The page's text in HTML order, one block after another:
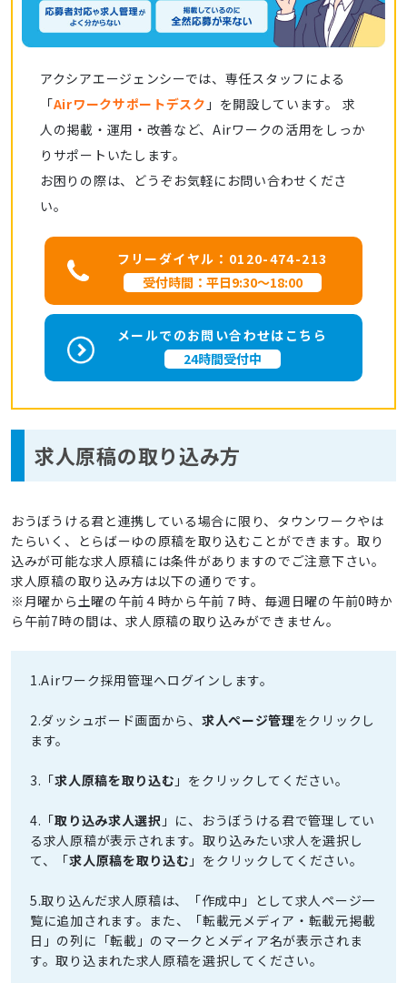
アクシアエージェンシーでは、専任スタッフによる
「Airワークサポートデスク 」を開設しています。 求
人の掲載・運用・改善など、Airワークの活用をしっか
りサポートいたします。
お困りの際は、どうぞお気軽にお問い合わせくださ
い。
フリーダイヤル：0120-474-213
受付時間：平日9:30～18:00
メールでのお問い合わせはこちら
24時間受付中
求人原稿の取り込み方
おうぼうける君と連携している場合に限り、タウンワークやは
たらいく、とらばーゆの原稿を取り込むことができます。取り
込みが可能な求人原稿には条件がありますのでご注意下さい。
求人原稿の取り込み方は以下の通りです。
※月曜から土曜の午前４時から午前７時、毎週日曜の午前0時か
ら午前7時の間は、求人原稿の取り込みができません。
1.Airワーク採用管理へログインします。
2.ダッシュボード画面から、 求人ページ管理をクリックし
ます。
3.「求人原稿を取り込む 」をクリックしてください。
4.「取り込み求人選択 」に、おうぼうける君で管理してい
る求人原稿が表示されます。取り込みたい求人を選択し
て、「求人原稿を取り込む 」をクリックしてください。
5.取り込んだ求人原稿は、「作成中」として求人ページ一
覧に追加されます。また、「転載元メディア・転載元掲載
日」の列に「転載」のマークとメディア名が表示されま
す。取り込まれた求人原稿を選択してください。